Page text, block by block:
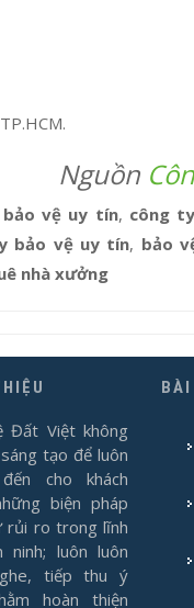
Nguồn
vệ uy tín, công
bảo vệ uy tín, bảo
nhà xưởng
Đất Việt không
tạo để luôn
cho khách
biện pháp
rủi ro trong lĩnh
ninh; luôn luôn
tiếp thu ý
hoàn thiện